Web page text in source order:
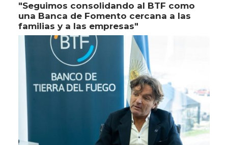
"Seguimos consolidando al BTF como
una Banca de Fomento cercana a las
familias y a las empresas"